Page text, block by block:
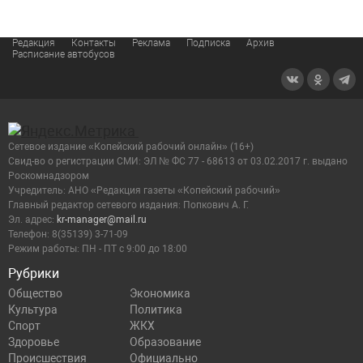
Редакция Контакты Реклама Подписка
Архив
Расписание автобусов
Рубрики
Общество
Экономика
Культура
Политика
Спорт
ЖКХ
Здоровье
Образование
Происшествия
Официально
Сетевое издание «Копейский рабочий онлайн» (16+)
Cвид-во о регистрации СМИ: ЭЛ № ФС 77 - 68613 от 03.02.2017 г. выдано
Роскомнадзором
Учредитель: АНО «Редакция газеты «Копейский рабочий»
Главный редактор сетевого издания: Попкович А. Г.
Эл. адрес: kr-manager@mail.ru
Телефон: 8(35139) 3-71-09
Режим работы: ПН - ПТ с 9:00 до 18:00